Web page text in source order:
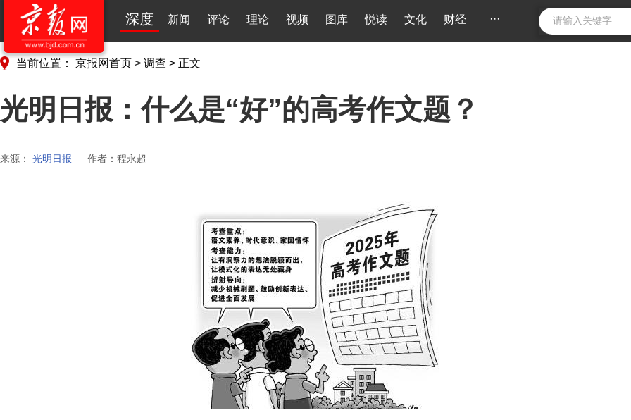
深度 新闻 评论 理论 视频 图库 悦读 文化 财经 ···
当前位置： 京报网首页 > 调查 > 正文
光明日报：什么是“好”的高考作文题？
来源： 光明日报 作者：程永超